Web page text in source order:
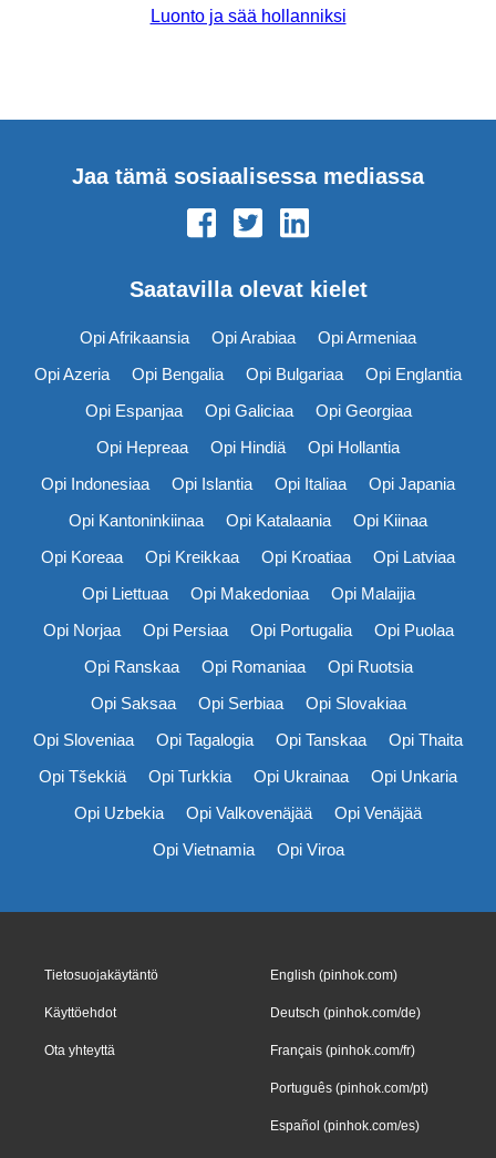
Luonto ja sää hollanniksi
Jaa tämä sosiaalisessa mediassa
Saatavilla olevat kielet
Opi Afrikaansia Opi Arabiaa
Opi Armeniaa
Opi Azeria
Opi Bengalia Opi Bulgariaa
Opi Englantia
Opi Espanjaa
Opi Galiciaa
Opi Georgiaa
Opi Hepreaa
Opi Hindiä
Opi Hollantia
Opi Indonesiaa
Opi Islantia Opi Italiaa
Opi Japania
Opi Kantoninkiinaa
Opi Katalaania
Opi Kiinaa
Opi Koreaa
Opi Kreikkaa Opi Kroatiaa
Opi Latviaa
Opi Liettuaa
Opi Makedoniaa
Opi Malaijia
Opi Norjaa
Opi Persiaa Opi Portugalia
Opi Puolaa
Opi Ranskaa
Opi Romaniaa
Opi Ruotsia
Opi Saksaa
Opi Serbiaa
Opi Slovakiaa
Opi Sloveniaa
Opi Tagalogia Opi Tanskaa
Opi Thaita
Opi Tšekkiä
Opi Turkkia Opi Ukrainaa
Opi Unkaria
Opi Uzbekia
Opi Valkovenäjää
Opi Venäjää
Opi Vietnamia
Opi Viroa
Tietosuojakäytäntö
Käyttöehdot
Ota yhteyttä
English (pinhok.com)
Deutsch (pinhok.com/de)
Français (pinhok.com/fr)
Português (pinhok.com/pt)
Español (pinhok.com/es)